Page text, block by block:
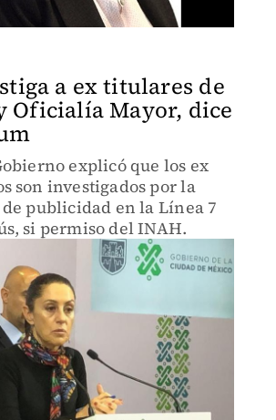
a ex titulares de
Oficialía Mayor, dice
explicó que los ex
son investigados por la
publicidad en la Línea 7
si permiso del INAH.